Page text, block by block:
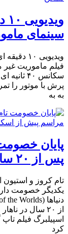
سینمای
ویدیویی
پرش با موتور را
به به
پایان
پس از ۲۰ سال در مراسم پیش از اسکار
تام کروز و
از ۲۰ سال در
کرد